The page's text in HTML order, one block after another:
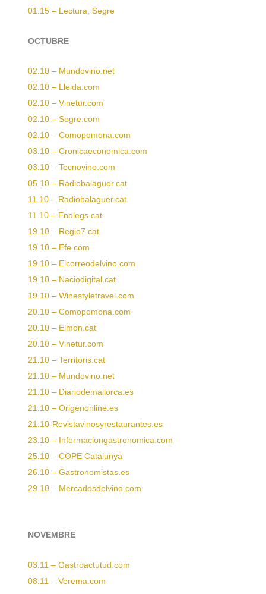
01.15 – Lectura, Segre
OCTUBRE
02.10 – Mundovino.net
02.10 – Lleida.com
02.10 – Vinetur.com
02.10 – Segre.com
02.10 – Comopomona.com
03.10 – Cronicaeconomica.com
03.10 – Tecnovino.com
05.10 – Radiobalaguer.cat
11.10 – Radiobalaguer.cat
11.10 – Enolegs.cat
19.10 – Regio7.cat
19.10 – Efe.com
19.10 – Elcorreodelvino.com
19.10 – Naciodigital.cat
19.10 – Winestyletravel.com
20.10 – Comopomona.com
20.10 – Elmon.cat
20.10 – Vinetur.com
21.10 – Territoris.cat
21.10 – Mundovino.net
21.10 – Diariodemallorca.es
21.10 – Origenonline.es
21.10-Revistavinosyrestaurantes.es
23.10 – Informaciongastronomica.com
25.10 – COPE Catalunya
26.10 – Gastronomistas.es
29.10 – Mercadosdelvino.com
NOVEMBRE
03.11 – Gastroactutud.com
08.11 – Verema.com